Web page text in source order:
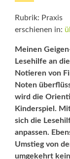
Rubrik: Praxis
erschienen in:
Meinen
Lesehilfe an
Notieren von
Noten
wird die
Kinderspiel.
sich die
anpassen.
Umstieg von
umgekehrt